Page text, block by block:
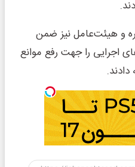
و هیئت‌عامل نیز ضمن
اجرایی را جهت رفع موانع
دادند.